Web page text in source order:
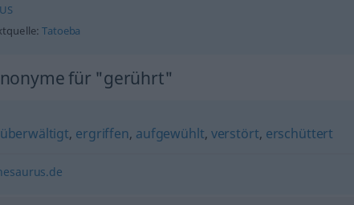
Tatoeba
für "gerührt"
überwältigt, ergriffen, aufgewühlt, verstört, erschüttert